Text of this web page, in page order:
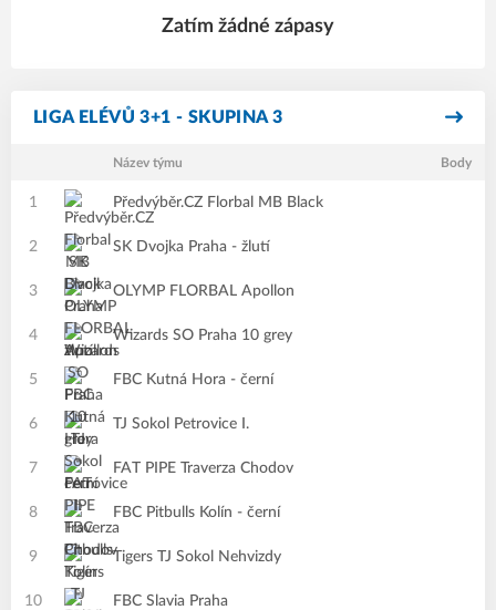
Zatím žádné zápasy
LIGA ELÉVŮ 3+1 - SKUPINA 3
Název týmu Body
1 Předvýběr.CZ Florbal MB Black
2 SK Dvojka Praha - žlutí
3 OLYMP FLORBAL Apollon
4 Wizards SO Praha 10 grey
5 FBC Kutná Hora - černí
6 TJ Sokol Petrovice I.
7 FAT PIPE Traverza Chodov
8 FBC Pitbulls Kolín - černí
9 Tigers TJ Sokol Nehvizdy
10 FBC Slavia Praha